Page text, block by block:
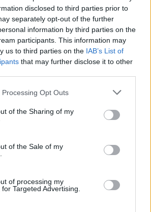
disclosed to third parties prior to
separately opt-out of the further
information by third parties on the
participants. This information may
us to third parties on the IAB’s List of
that may further disclose it to other
Opt Outs
of the Sharing of my
of the Sale of my
of processing my
Targeted Advertising.
el correu electrònic i el lloc web en
a la propera vegada que comenti.
maig 9, 2026